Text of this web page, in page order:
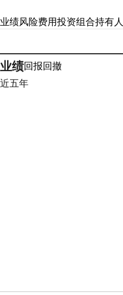
业绩风险费用投资组合持有人
业绩回报回撤
近五年